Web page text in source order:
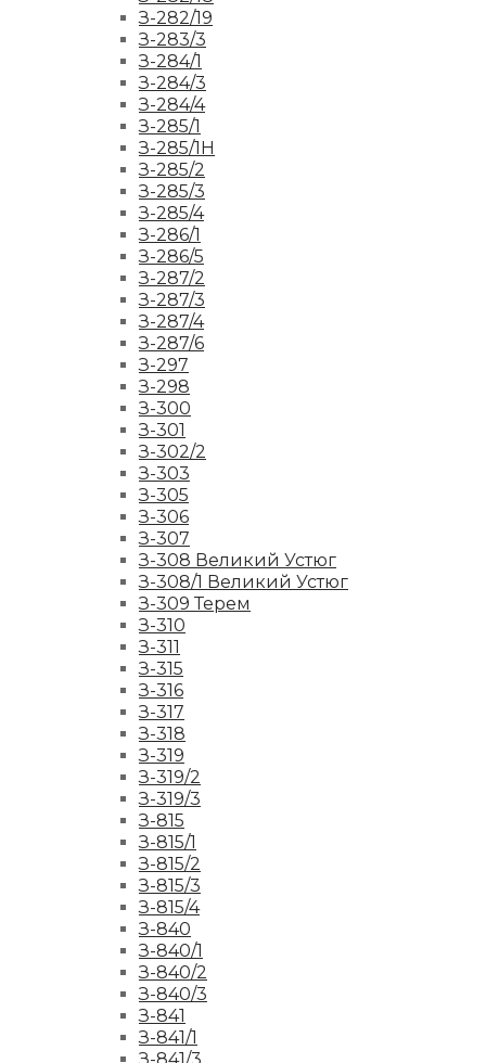
З-282/19
З-283/3
З-284/1
З-284/3
З-284/4
З-285/1
З-285/1Н
З-285/2
З-285/3
З-285/4
З-286/1
З-286/5
З-287/2
З-287/3
З-287/4
З-287/6
З-297
З-298
З-300
З-301
З-302/2
З-303
З-305
З-306
З-307
З-308 Великий Устюг
З-308/1 Великий Устюг
З-309 Терем
З-310
З-311
З-315
З-316
З-317
З-318
З-319
З-319/2
З-319/3
З-815
З-815/1
З-815/2
З-815/3
З-815/4
З-840
З-840/1
З-840/2
З-840/3
З-841
З-841/1